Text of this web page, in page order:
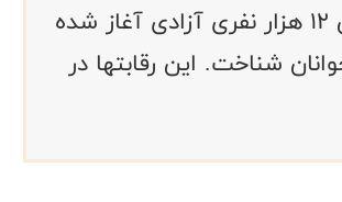
رقابتهای انتخابی تیم ملی که از صبح امروز در سالن 12 هزار نفری آزادی آغاز شده
شناخت. این رقابتها در